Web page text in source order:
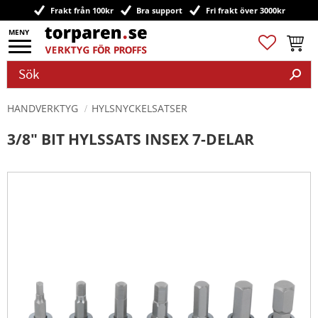
Meny
Frakt från 100kr Bra support Fri frakt över 3000kr
Favoriter
HANDVERKTYG HYLSNYCKELSATSER
3/8" BIT HYLSSATS INSEX 7-DELAR